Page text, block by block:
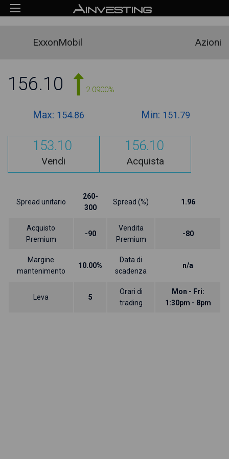
ExxonMobil Azioni
156.10 2.0900%
Max: 154.86 Min: 151.79
153.10
Vendi
156.10
Acquista
Spread unitario
260-
300
Spread (%) 1.96
Acquisto
Premium
-90
Vendita
Premium
-80
Margine
mantenimento
10.00%
Data di
scadenza
n/a
Leva 5
Orari di
trading
Mon - Fri:
1:30pm - 8pm